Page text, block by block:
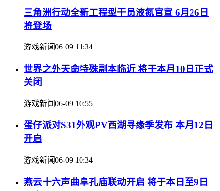
三角洲行动全新工程型干员液氮官宣 6月26日
将登场
游戏新闻06-09 11:34
世界之外天命特殊副本临近 将于本月10日正式
关闭
游戏新闻06-09 10:55
蛋仔派对S31外观PV西湖寻缘季发布 本月12日
开启
游戏新闻06-09 10:34
燕云十六声曲阜孔庙联动开启 将于本日至9日